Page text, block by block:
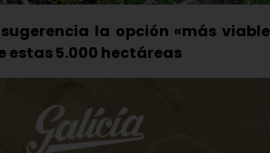
la opción «más
estas 5.000 hectáreas